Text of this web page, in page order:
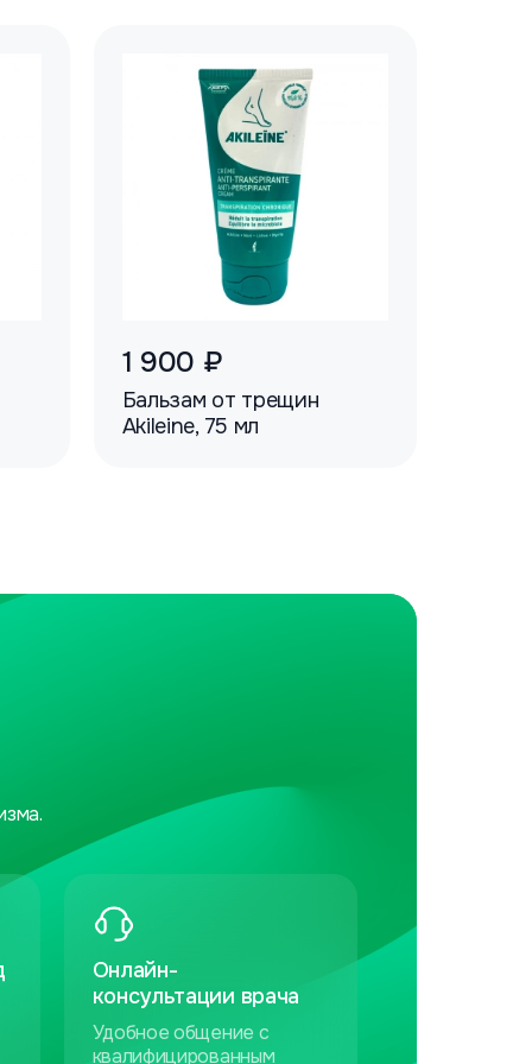
1 900 ₽
Бальзам от трещин
Akileine, 75 мл
Онлайн-
консультации врача
Удобное общение с
квалифицированным